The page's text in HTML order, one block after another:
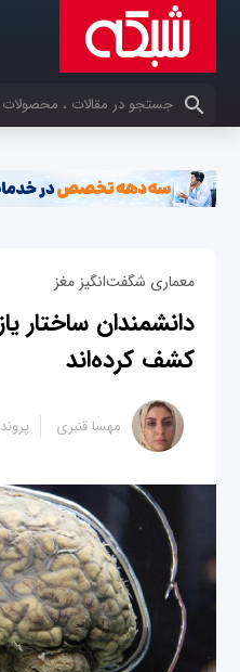
کلمات کلیدی خود را وارد کنید
معماری شگفت‌انگیز مغز
دانشمندان ساختار
کشف کرده‌اند
مهسا قنبری